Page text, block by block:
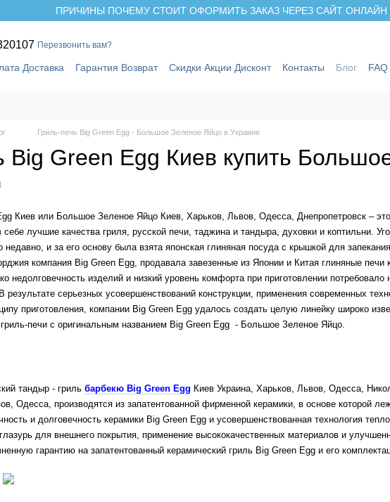
ПРИЧИНЫ ПОЧЕМУ СТОИТ ОФОРМИТЬ ЗАКАЗ ЧЕРЕЗ САЙТ ОНЛАЙН
Перезвонить вам?
Доставка Гарантия Возврат Скидки Акции Дисконт Контакты Блог FAQ
Гриль-печь Big Green Egg - Большое Зеленое Яйцо в Украине
Big Green Egg Киев купить
Киев или Большое Зеленое Яйцо Киев, Харьков, Львов, Одесса, Днепропетровск – это
себе лучшие качества гриля, русской печи, таджина и тандыра, духовки и коптильни.
недавно, и за его основу была взята японская глиняная посуда с крышкой для
компания Big Green Egg, продавала завезенные из Японии и Китая глиняные
недолговечность изделий и низкий уровень комфорта при приготовлении
результате серьезных усовершенствований конструкции, применения современных
приготовления, компании Big Green Egg удалось создать целую линейку широко
печи с оригинальным названием Big Green Egg - Большое Зеленое Яйцо.
тандыр - гриль барбекю Big Green Egg Киев Украина, Харьков, Львов, Одесса,
Одесса, производятся из запатентованной фирменной керамики, в основе которой
и долговечность керамики Big Green Egg и усовершенствованная технология
для внешнего покрытия, применение высококачественных материалов и
гарантию на запатентованный керамический гриль Big Green Egg и его